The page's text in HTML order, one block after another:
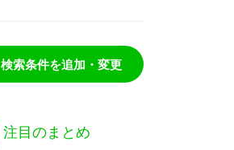
検索条件を追加・変更
注目のまとめ